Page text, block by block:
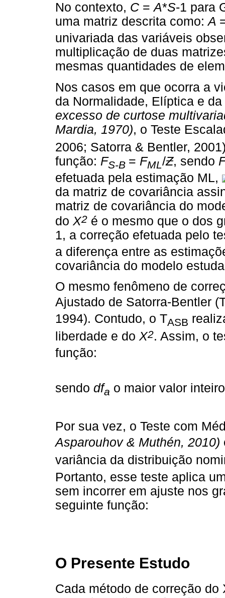
No contexto, C =A*S-1 para
uma matriz descrita como:A
univariada das variáveis
multiplicação de duas
mesmas quantidades de
Nos casos em que ocorra a
da Normalidade, Elíptica e
excesso de curtose
Mardia, 1970), o Teste
2006; Satorra & Bentler,
função: FS-B = FML/Ƶ, sendo
efetuada pela estimação ML,
da matriz de covariância
matriz de covariância do
do X2 é o mesmo que o dos
1, a correção efetuada pelo
a diferença entre as
covariância do modelo
O mesmo fenômeno de
Ajustado de Satorra-Bentler
1994). Contudo, o TASB
liberdade e do X2. Assim, o
função:
sendo dfa o maior valor
Por sua vez, o Teste com
Asparouhov & Muthén, 2010)
variância da distribuição
Portanto, esse teste aplica
sem incorrer em ajuste nos
seguinte função:
O Presente Estudo
Cada método de correção do